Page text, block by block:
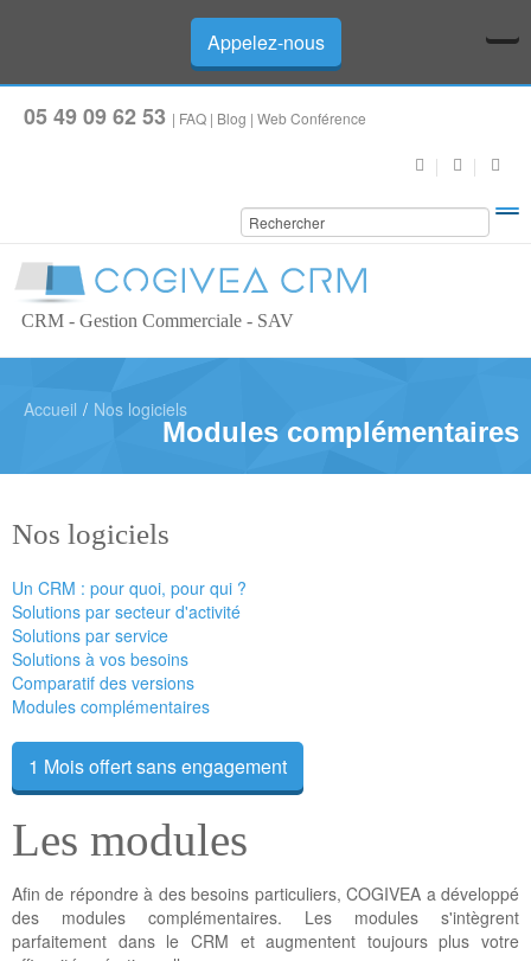
Appelez-nous
05 49 09 62 53 | FAQ | Blog | Web Conférence
CRM - Gestion Commerciale - SAV
Accueil / Nos logiciels
Modules complémentaires
Nos logiciels
Un CRM : pour quoi, pour qui ?
Solutions par secteur d'activité
Solutions par service
Solutions à vos besoins
Comparatif des versions
Modules complémentaires
1 Mois offert sans engagement
Les modules
Afin de répondre à des besoins particuliers, COGIVEA a développé
des modules complémentaires. Les modules s'intègrent
parfaitement dans le CRM et augmentent toujours plus votre